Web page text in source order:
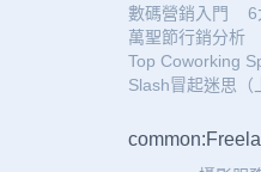
數碼營銷入門
6
萬聖節行銷分析
Top Coworking
Slash冒起迷思（